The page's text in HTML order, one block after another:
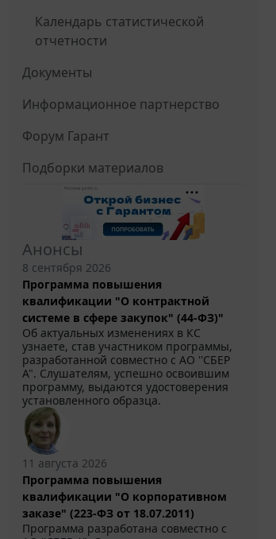
Календарь статистической
отчетности
Документы
Информационное партнерство
Форум Гарант
Подборки материалов
Анонсы
8 сентября 2026
Программа повышения
квалификации "О контрактной
системе в сфере закупок" (44-ФЗ)"
Об актуальных изменениях в КС
узнаете, став участником программы,
разработанной совместно с АО ''СБЕР
А". Слушателям, успешно освоившим
программу, выдаются удостоверения
установленного образца.
11 августа 2026
Программа повышения
квалификации "О корпоративном
заказе" (223-ФЗ от 18.07.2011)
Программа разработана совместно с